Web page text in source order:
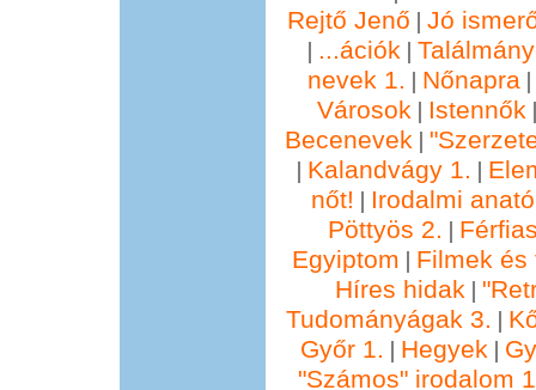
Rejtő Jenő | Jó
| ...ációk |
nevek 1. | Nőnapra|
Városok | Istennők
Becenevek |
| Kalandvágy 1. |
nőt! | Irodalmi
Pöttyös 2. |
Egyiptom | Filmek és
Híres hidak |
Tudományágak 3. |
Győr 1. | Hegyek |
"Számos" irodalom